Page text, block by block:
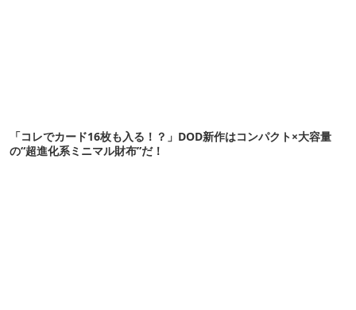
「コレでカード16枚も入る！？」DOD新作はコンパクト×大容量
の“超進化系ミニマル財布”だ！